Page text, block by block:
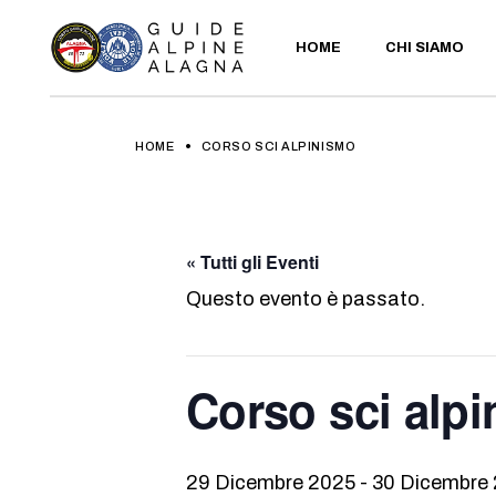
content
HOME CHI SIAMO
HOME CORSO SCI ALPINISMO
« Tutti gli Eventi
Questo evento è passato.
Corso sci
29 Dicembre 2025 - 30 Dicembre